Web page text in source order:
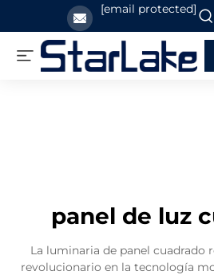
[email protected]
panel de luz
La luminaria de panel cuadrado
revolucionario en la tecnología